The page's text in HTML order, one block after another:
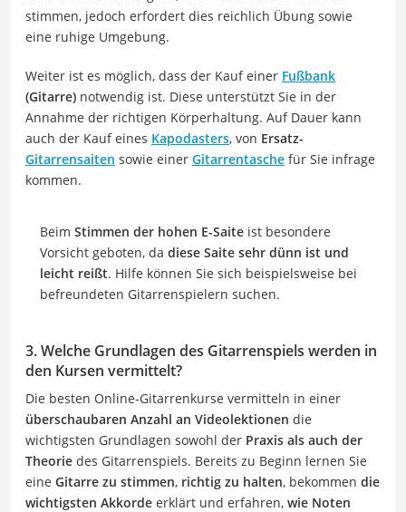
stimmen, jedoch erfordert dies reichlich Übung sowie
eine ruhige Umgebung.
Weiter ist es möglich, dass der Kauf einer Fußbank
(Gitarre) notwendig ist. Diese unterstützt Sie in der
Annahme der richtigen Körperhaltung. Auf Dauer kann
auch der Kauf eines Kapodasters, von Ersatz-
Gitarrensaiten sowie einer Gitarrentasche für Sie infrage
kommen.
Beim Stimmen der hohen E-Saite ist besondere
Vorsicht geboten, da diese Saite sehr dünn ist und
leicht reißt. Hilfe können Sie sich beispielsweise bei
befreundeten Gitarrenspielern suchen.
3. Welche Grundlagen des Gitarrenspiels werden in
den Kursen vermittelt?
Die besten Online-Gitarrenkurse vermitteln in einer
überschaubaren Anzahl an Videolektionen die
wichtigsten Grundlagen sowohl der Praxis als auch der
Theorie des Gitarrenspiels. Bereits zu Beginn lernen Sie
eine Gitarre zu stimmen, richtig zu halten, bekommen die
wichtigsten Akkorde erklärt und erfahren, wie Noten